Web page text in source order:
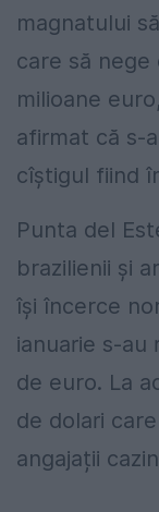
magnatului
care să
milioane
afirmat că s-
cîștigul fiind
Punta del
brazilienii și
își încerce
ianuarie s-au
de euro. La
de dolari
angajații